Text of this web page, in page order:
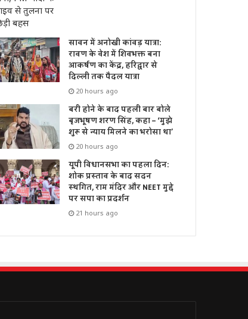
सावन में अनोखी कांवड़ यात्रा:
रावण के वेश में शिवभक्त बना
आकर्षण का केंद्र, हरिद्वार से
दिल्ली तक पैदल यात्रा
20 hours ago
बरी होने के बाद पहली बार बोले
बृजभूषण शरण सिंह, कहा – ‘मुझे
शुरू से न्याय मिलने का भरोसा था’
20 hours ago
यूपी विधानसभा का पहला दिन:
शोक प्रस्ताव के बाद सदन
स्थगित, राम मंदिर और NEET मुद्दे
पर सपा का प्रदर्शन
21 hours ago